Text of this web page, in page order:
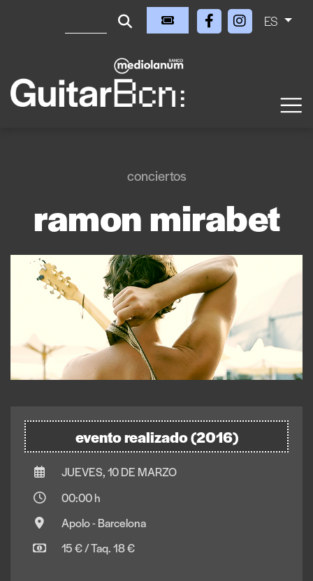
ES
conciertos
ramon mirabet
evento realizado (2016)
JUEVES, 10 DE MARZO
00:00 h
Apolo - Barcelona
15 € / Taq. 18 €